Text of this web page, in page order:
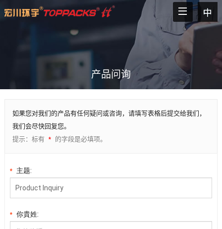
产品问询
如果您对我们的产品有任何疑问或咨询，请填写表格后提交给我们，
我们会尽快回复您。
提示：标有 * 的字段是必填项。
* 主题:
* 你貴姓: